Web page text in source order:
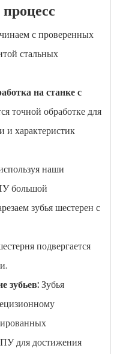
с проверенных
стальных
на станке с
точной обработке для
и характеристик
наши
большой
зубья шестерен с
подвергается
зубьев:Зубья
для достижения